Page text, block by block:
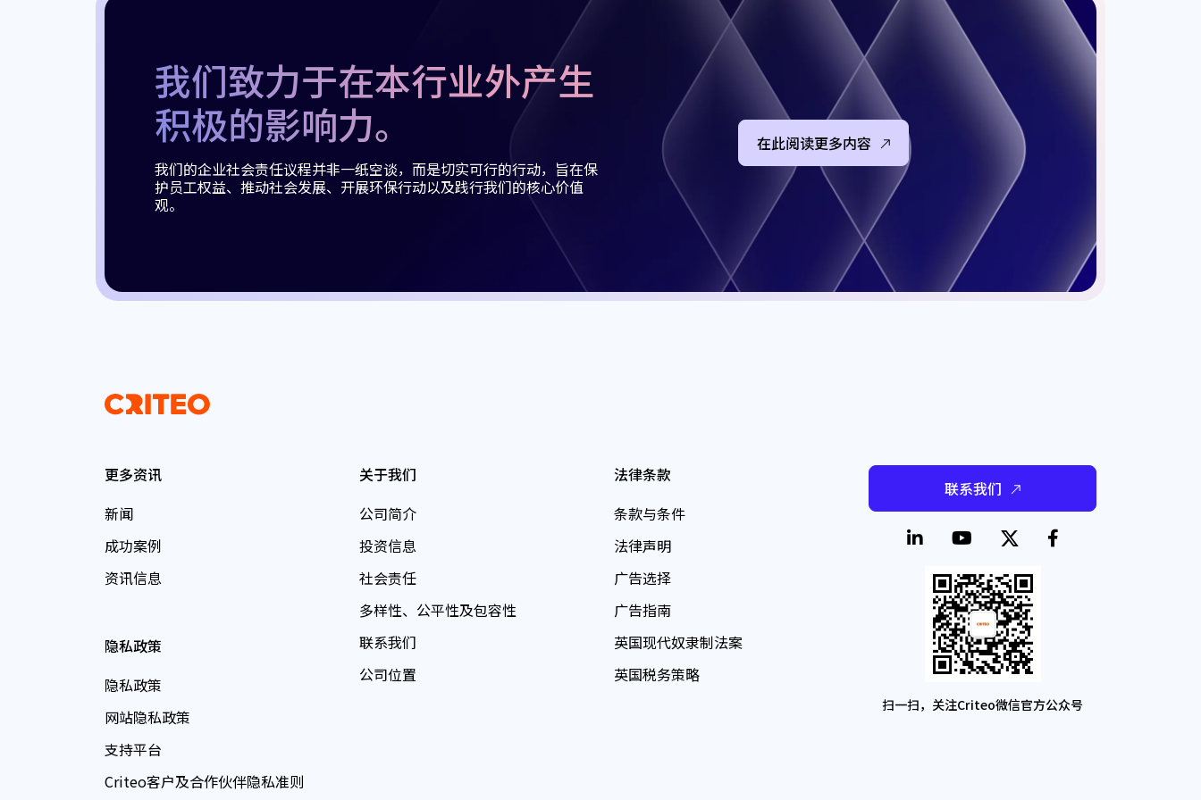
我们致力于在本行业外产生
积极的影响力。
我们的企业社会责任议程并非一纸空谈，而是切实可行的行动，旨在保
护员工权益、推动社会发展、开展环保行动以及践行我们的核心价值
观。
在此阅读更多内容
更多资讯
新闻
成功案例
资讯信息
隐私政策
隐私政策
网站隐私政策
支持平台
Criteo客户及合作伙伴隐私准则
关于我们
公司简介
投资信息
社会责任
多样性、公平性及包容性
联系我们
公司位置
法律条款
条款与条件
法律声明
广告选择
广告指南
英国现代奴隶制法案
英国税务策略
联系我们
扫一扫，关注Criteo微信官方公众号